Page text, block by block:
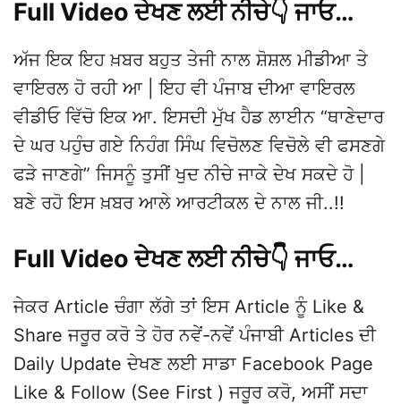
Full Video ਦੇਖਣ ਲਈ ਨੀਚੇ👇 ਜਾਓ…
ਅੱਜ ਇਕ ਇਹ ਖ਼ਬਰ ਬਹੁਤ ਤੇਜੀ ਨਾਲ ਸ਼ੋਸ਼ਲ ਮੀਡੀਆ ਤੇ
ਵਾਇਰਲ ਹੋ ਰਹੀ ਆ | ਇਹ ਵੀ ਪੰਜਾਬ ਦੀਆ ਵਾਇਰਲ
ਵੀਡੀਓ ਵਿੱਚੋ ਇਕ ਆ. ਇਸਦੀ ਮੁੱਖ ਹੈਡ ਲਾਈਨ “ਥਾਣੇਦਾਰ
ਦੇ ਘਰ ਪਹੁੰਚ ਗਏ ਨਿਹੰਗ ਸਿੰਘ ਵਿਚੋਲਣ ਵਿਚੋਲੇ ਵੀ ਫਸਣਗੇ
ਫੜੇ ਜਾਣਗੇ” ਜਿਸਨੂੰ ਤੁਸੀਂ ਖੁਦ ਨੀਚੇ ਜਾਕੇ ਦੇਖ ਸਕਦੇ ਹੋ |
ਬਣੇ ਰਹੋ ਇਸ ਖ਼ਬਰ ਆਲੇ ਆਰਟੀਕਲ ਦੇ ਨਾਲ ਜੀ..!!
Full Video ਦੇਖਣ ਲਈ ਨੀਚੇ👇 ਜਾਓ…
ਜੇਕਰ Article ਚੰਗਾ ਲੱਗੇ ਤਾਂ ਇਸ Article ਨੂੰ Like &
Share ਜਰੂਰ ਕਰੋ ਤੇ ਹੋਰ ਨਵੇਂ-ਨਵੇਂ ਪੰਜਾਬੀ Articles ਦੀ
Daily Update ਦੇਖਣ ਲਈ ਸਾਡਾ Facebook Page
Like & Follow (See First ) ਜਰੂਰ ਕਰੋ, ਅਸੀਂ ਸਦਾ